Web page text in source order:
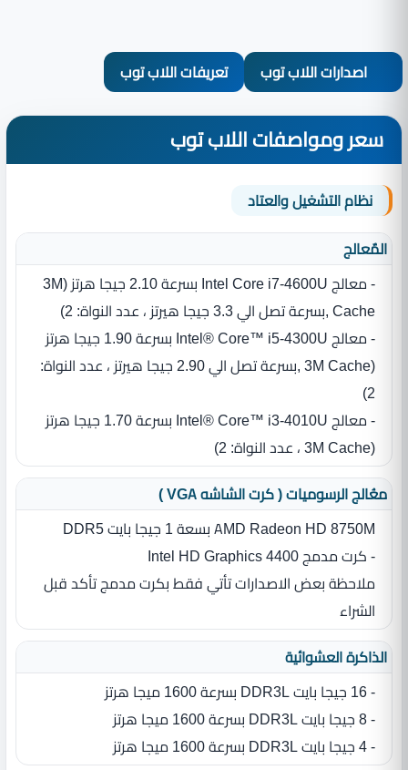
اصدارات اللاب توب تعريفات اللاب توب
سعر ومواصفات اللاب توب
نظام التشغيل والعتاد
المٌعالج
- معالج Intel Core i7-4600U بسرعة 2.10 جيجا هرتز ‏(‏3M
Cache ‏,بسرعة تصل الي 3.3 جيجا هيرتز ،‏ عدد النواة‏:‏ 2)
- معالج Intel® Core™ i5-4300U بسرعة 1.90 جيجا هرتز
‏(‏3M Cache ‏,بسرعة تصل الي 2.90 جيجا هيرتز ،‏ عدد النواة‏:‏
2)
- معالج Intel® Core™ i3-4010U بسرعة 1.70 جيجا هرتز
‏(‏3M Cache ‏،‏ عدد النواة‏:‏ 2)
معُالج الرسوميات ( كرت الشاشه VGA )
AMD Radeon HD 8750M بسعة 1 جيجا بايت DDR5
- كرت مدمج Intel HD Graphics 4400
ملاحظة بعض الاصدارات تأتي فقط بكرت مدمج تأكد قبل
الشراء
الذاكرة العشوائية
- 16 جيجا بايت DDR3L بسرعة 1600 ميجا هرتز
- 8 جيجا بايت DDR3L بسرعة 1600 ميجا هرتز
- 4 جيجا بايت DDR3L بسرعة 1600 ميجا هرتز